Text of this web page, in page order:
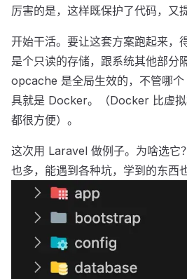
厉害的是，这样既保护了代码，又
开始干活。要让这套方案跑起来，
是个只读的存储，跟系统其他部分
opcache 是全局生效的，不管哪
具就是 Docker。（Docker 比虚
都很方便）。
这次用 Laravel 做例子。为啥选它
也多，能遇到各种坑，学到的东西也